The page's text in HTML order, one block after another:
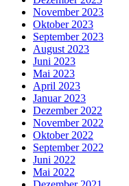
November 2023
Oktober 2023
September 2023
August 2023
Juni 2023
Mai 2023
April 2023
Januar 2023
Dezember 2022
November 2022
Oktober 2022
September 2022
Juni 2022
Mai 2022